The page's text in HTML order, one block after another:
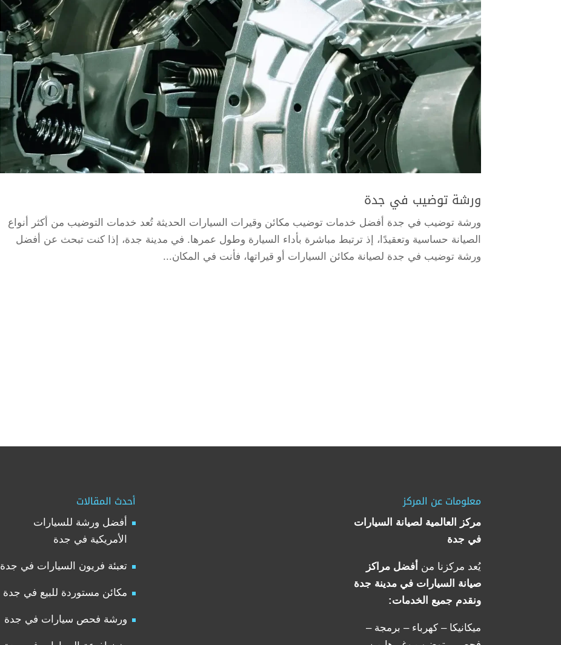
ورشة توضيب في جدة
ورشة توضيب في جدة أفضل خدمات توضيب مكائن وقيرات السيارات الحديثة تُعد خدمات التوضيب من أكثر أنواع
الصيانة حساسية وتعقيدًا، إذ ترتبط مباشرة بأداء السيارة وطول عمرها. في مدينة جدة، إذا كنت تبحث عن أفضل
ورشة توضيب في جدة لصيانة مكائن السيارات أو قيراتها، فأنت في المكان...
معلومات عن المركز
مركز العالمية لصيانة السيارات
في جدة
يُعد مركزنا من أفضل مراكز
صيانة السيارات في مدينة جدة
ونقدم جميع الخدمات:
ميكانيكا – كهرباء – برمجة –
أحدث المقالات
أفضل ورشة للسيارات
الأمريكية في جدة
تعبئة فريون السيارات في جدة
مكائن مستوردة للبيع في جدة
ورشة فحص سيارات في جدة